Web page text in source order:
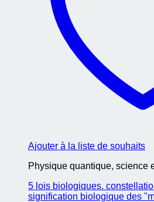
Ajouter à la liste de souhaits
Physique quantique, science
5 lois biologiques.
signification biologique des